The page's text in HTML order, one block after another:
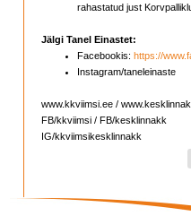
rahastatud just
Jälgi Tanel Einastet:
Facebookis: https://
Instagram/taneleinaste
www.kkviimsi.ee /
FB/kkviimsi / FB/kesklinnakk
IG/kkviimsikesklinnakk